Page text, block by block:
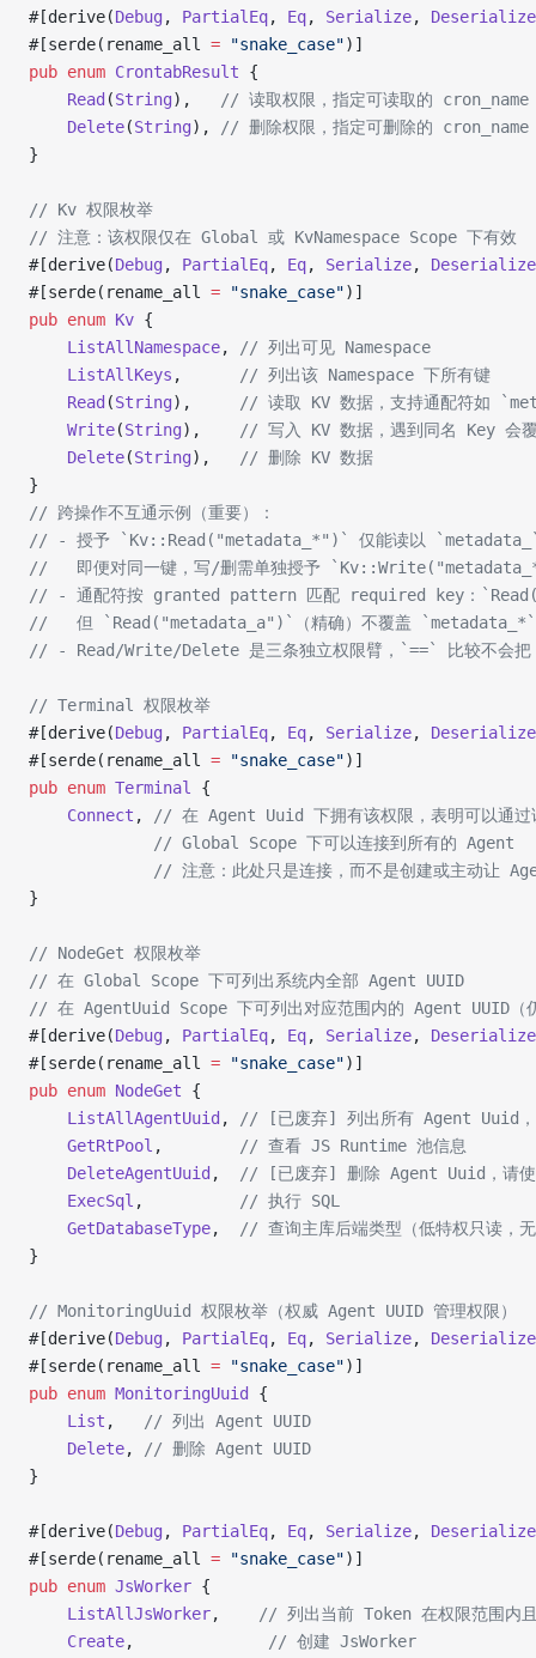
#[derive(Debug , PartialEq, Eq, Serialize, Deserialize
#[serde(rename_all = "snake_case")]
pub enum CrontabResult {
    Read
(String),
// 读取权限，指定可读取的 cron_name
    Delete
(String),
// 删除权限，指定可删除的 cron_name
}
// Kv 权限枚举
// 注意：该权限仅在 Global 或 KvNamespace Scope 下有效
#[derive(Debug , PartialEq, Eq, Serialize, Deserialize
#[serde(rename_all = "snake_case")]
pub enum Kv {
    ListAllNamespace
,
// 列出可见 Namespace
    ListAllKeys
,
// 列出该 Namespace 下所有键
    Read
(String),
// 读取 KV 数据，支持通配符如
    Write
(String),
// 写入 KV 数据，遇到同名 Key 会
    Delete
(String),
// 删除 KV 数据
}
// 跨操作不互通示例（重要）：
// - 授予 `Kv::Read("metadata_*")` 仅能读以
//   即便对同一键，写/删需单独授予
// - 通配符按 granted pattern 匹配 required key：
//   但 `Read("metadata_a")`（精确）不覆盖 `metadata_*`
// - Read/Write/Delete 是三条独立权限臂，`==` 比较不会把
// Terminal 权限枚举
#[derive(Debug , PartialEq, Eq, Serialize, Deserialize
#[serde(rename_all = "snake_case")]
pub enum Terminal
{
    Connect
,
// 在 Agent Uuid 下拥有该权限，表明可以通
             // Global Scope 下可以连接到所有的 Agent
// 注意：此处只是连接，而不是创建或主动让
}
// NodeGet 权限枚举
// 在 Global Scope 下可列出系统内全部 Agent UUID
// 在 AgentUuid Scope 下可列出对应范围内的 Agent UUID（
#[derive(Debug , PartialEq, Eq, Serialize, Deserialize
#[serde(rename_all = "snake_case")]
pub enum NodeGet {
    ListAllAgentUuid
,
// [已废弃] 列出所有 Agent Uuid
    GetRtPool
,
// 查看 JS Runtime 池信息
    DeleteAgentUuid
,
// [已废弃] 删除 Agent Uuid，请
    ExecSql
,
// 执行 SQL
    GetDatabaseType
,
// 查询主库后端类型（低特权只读，
}
// MonitoringUuid 权限枚举（权威 Agent UUID 管理权限）
#[derive(Debug , PartialEq, Eq, Serialize, Deserialize
#[serde(rename_all = "snake_case")]
pub enum MonitoringUuid
{
    List
,
// 列出 Agent UUID
    Delete
,
// 删除 Agent UUID
}
#[derive(Debug , PartialEq, Eq, Serialize, Deserialize
#[serde(rename_all = "snake_case")]
pub enum JsWorker {
    ListAllJsWorker
,
// 列出当前 Token 在权限范围内
    Create
,
// 创建 JsWorker